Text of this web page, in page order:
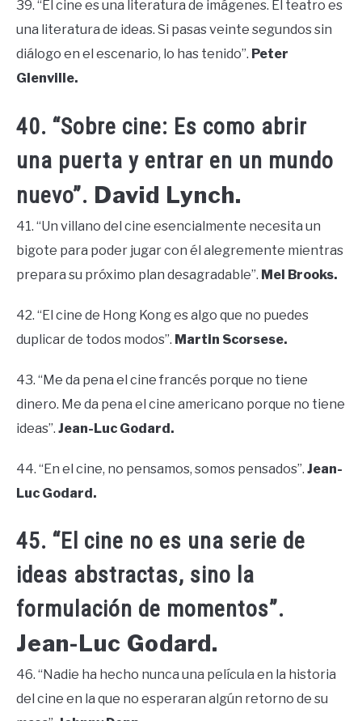
39. “El cine es una literatura de imágenes. El teatro es
una literatura de ideas. Si pasas veinte segundos sin
diálogo en el escenario, lo has tenido”. Peter
Glenville.
40. “Sobre cine: Es como abrir
una puerta y entrar en un mundo
nuevo”. David Lynch.
41. “Un villano del cine esencialmente necesita un
bigote para poder jugar con él alegremente mientras
prepara su próximo plan desagradable”. Mel Brooks.
42. “El cine de Hong Kong es algo que no puedes
duplicar de todos modos”. Martin Scorsese.
43. “Me da pena el cine francés porque no tiene
dinero. Me da pena el cine americano porque no tiene
ideas”. Jean-Luc Godard.
44. “En el cine, no pensamos, somos pensados”. Jean-
Luc Godard.
45. “El cine no es una serie de
ideas abstractas, sino la
formulación de momentos”.
Jean-Luc Godard.
46. “Nadie ha hecho nunca una película en la historia
del cine en la que no esperaran algún retorno de su